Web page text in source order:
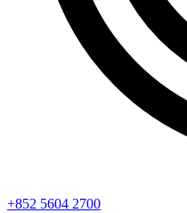
+852 5604 2700